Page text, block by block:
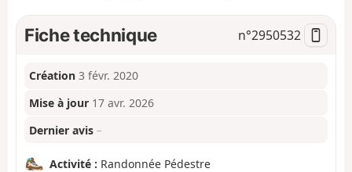
Fiche technique n°2950532
Création 3 févr. 2020
Mise à jour 17 avr. 2026
Dernier avis –
Activité : Randonnée Pédestre